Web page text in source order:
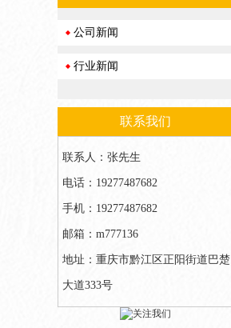
公司新闻
行业新闻
联系我们
联系人：张先生
电话：19277487682
手机：19277487682
邮箱：m777136
地址：重庆市黔江区正阳街道巴楚
大道333号